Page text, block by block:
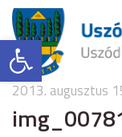
Eszköztár
2013. augusztus